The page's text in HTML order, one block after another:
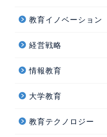
教育イノベーション
経営戦略
情報教育
大学教育
教育テクノロジー